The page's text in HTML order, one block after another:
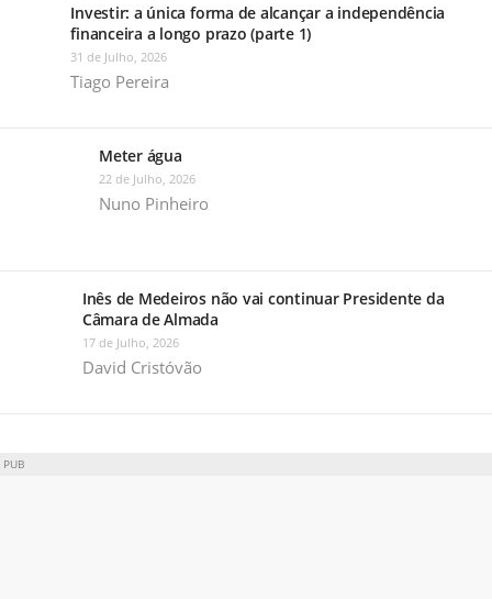
Investir: a única forma de alcançar a independência
financeira a longo prazo (parte 1)
31 de Julho, 2026
Tiago Pereira
Meter água
22 de Julho, 2026
Nuno Pinheiro
Inês de Medeiros não vai continuar Presidente da
Câmara de Almada
17 de Julho, 2026
David Cristóvão
PUB